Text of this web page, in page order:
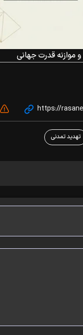
موازنه قدرت جهانی
https://
تهدید تمدنی